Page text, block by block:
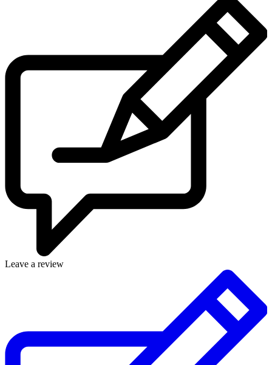
Leave a review